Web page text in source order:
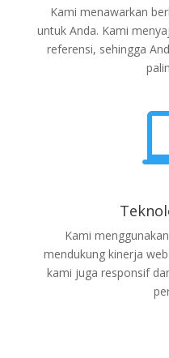
Kami menawarkan
untuk Anda. Kami
referensi, sehingga
Kami
mendukung kinerja
kami juga responsif